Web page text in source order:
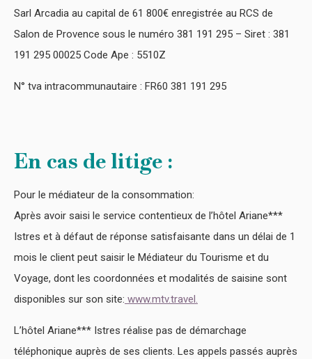
Sarl Arcadia au capital de 61 800€ enregistrée au RCS de
Salon de Provence sous le numéro 381 191 295 – Siret : 381
191 295 00025 Code Ape : 5510Z
N° tva intracommunautaire : FR60 381 191 295
En cas de litige :
Pour le médiateur de la consommation:
Après avoir saisi le service contentieux de l’hôtel Ariane***
Istres et à défaut de réponse satisfaisante dans un délai de 1
mois le client peut saisir le Médiateur du Tourisme et du
Voyage, dont les coordonnées et modalités de saisine sont
disponibles sur son site: www.mtv.travel.
L’hôtel Ariane*** Istres réalise pas de démarchage
téléphonique auprès de ses clients. Les appels passés auprès